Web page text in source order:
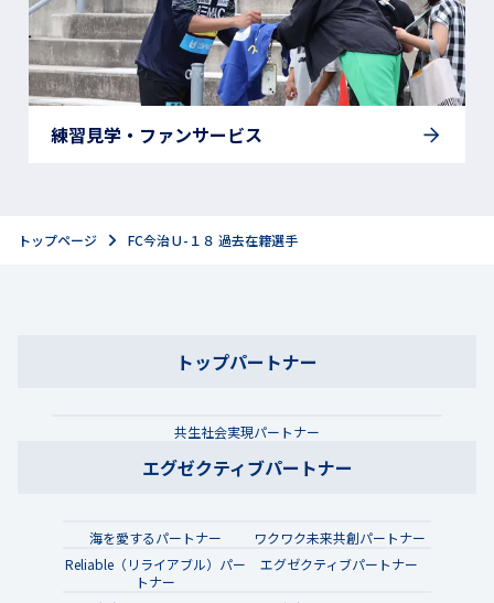
練習見学・ファンサービス
トップページ FC今治Ｕ-１８ 過去在籍選手
トップパートナー
共生社会実現パートナー
エグゼクティブパートナー
海を愛するパートナー
ワクワク未来共創パートナー
Reliable（リライアブル）パー
トナー
エグゼクティブパートナー